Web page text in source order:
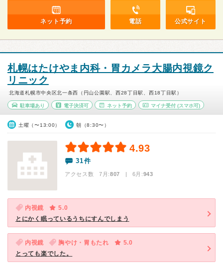
ネット予約 電話 公式サイト
札幌はたけやま内科・胃カメラ大腸内視鏡ク
リニック
北海道札幌市中央区北一条西（円山公園駅、西28丁目駅、西18丁目駅）
駐車場あり 電子決済可 ネット予約 マイナ受付 (スマホ可)
土曜（〜13:00） 朝（8:30〜）
4.93
31件
アクセス数 7月:807 | 6月:943
内視鏡
5.0
とにかく眠っているうちにすんでしまう
内視鏡 胸やけ・胃もたれ
5.0
とっても楽でした。